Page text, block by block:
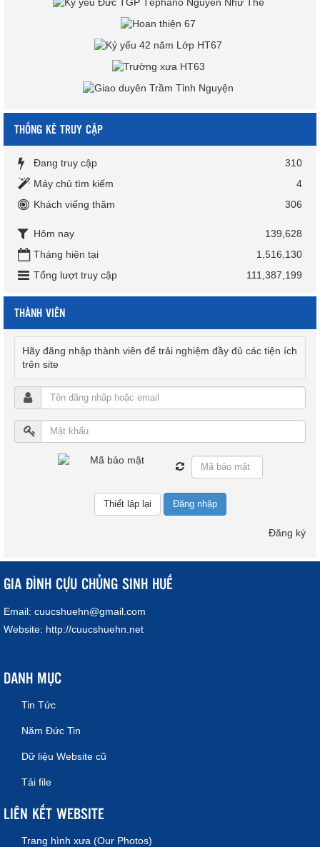
THỐNG KÊ TRUY CẬP
Đang truy cập
310
Máy chủ tìm kiếm
4
Khách viếng thăm
306
Hôm nay
139,628
Tháng hiện tại
1,516,130
Tổng lượt truy cập
111,387,199
THÀNH VIÊN
Hãy đăng nhập thành viên để trải nghiệm đầy đủ các tiện ích
trên site
Đăng nhập
Đăng ký
GIA ĐÌNH CỰU CHỦNG SINH HUẾ
Email: cuucshuehn@gmail.com
Website: http://cuucshuehn.net
DANH MỤC
Tin Tức
Năm Đức Tin
Dữ liệu Website cũ
Tải file
LIÊN KẾT WEBSITE
Trang hình xưa (Our Photos)